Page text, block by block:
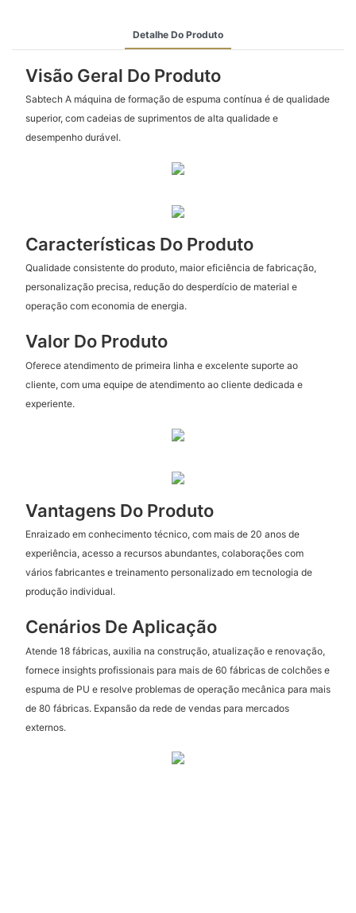
Detalhe Do Produto
Visão Geral Do Produto
Sabtech A máquina de formação de espuma contínua é de qualidade
superior, com cadeias de suprimentos de alta qualidade e
desempenho durável.
Características Do Produto
Qualidade consistente do produto, maior eficiência de fabricação,
personalização precisa, redução do desperdício de material e
operação com economia de energia.
Valor Do Produto
Oferece atendimento de primeira linha e excelente suporte ao
cliente, com uma equipe de atendimento ao cliente dedicada e
experiente.
Vantagens Do Produto
Enraizado em conhecimento técnico, com mais de 20 anos de
experiência, acesso a recursos abundantes, colaborações com
vários fabricantes e treinamento personalizado em tecnologia de
produção individual.
Cenários De Aplicação
Atende 18 fábricas, auxilia na construção, atualização e renovação,
fornece insights profissionais para mais de 60 fábricas de colchões e
espuma de PU e resolve problemas de operação mecânica para mais
de 80 fábricas. Expansão da rede de vendas para mercados
externos.